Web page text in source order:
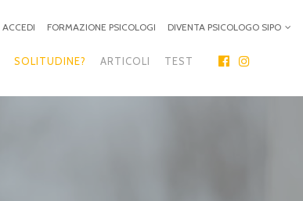
ACCEDI FORMAZIONE PSICOLOGI DIVENTA PSICOLOGO SIPO
SOLITUDINE? ARTICOLI TEST